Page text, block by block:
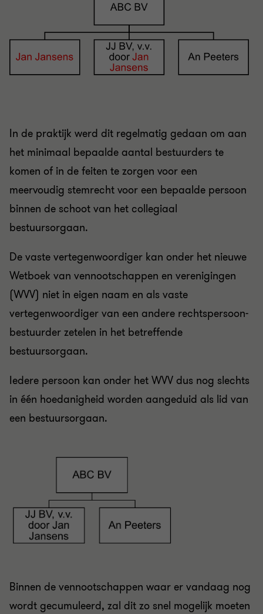
In de praktijk werd dit regelmatig gedaan om aan
het minimaal bepaalde aantal bestuurders te
komen of in de feiten te zorgen voor een
meervoudig stemrecht voor een bepaalde persoon
binnen de schoot van het collegiaal
bestuursorgaan.
De vaste vertegenwoordiger kan onder het nieuwe
Wetboek van vennootschappen en verenigingen
(WVV) niet in eigen naam en als vaste
vertegenwoordiger van een andere rechtspersoon-
bestuurder zetelen in het betreffende
bestuursorgaan.
Iedere persoon kan onder het WVV dus nog slechts
in één hoedanigheid worden aangeduid als lid van
een bestuursorgaan.
Binnen de vennootschappen waar er vandaag nog
wordt gecumuleerd, zal dit zo snel mogelijk moeten